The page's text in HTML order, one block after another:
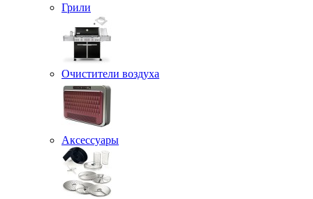
Грили
Очистители воздуха
Аксессуары